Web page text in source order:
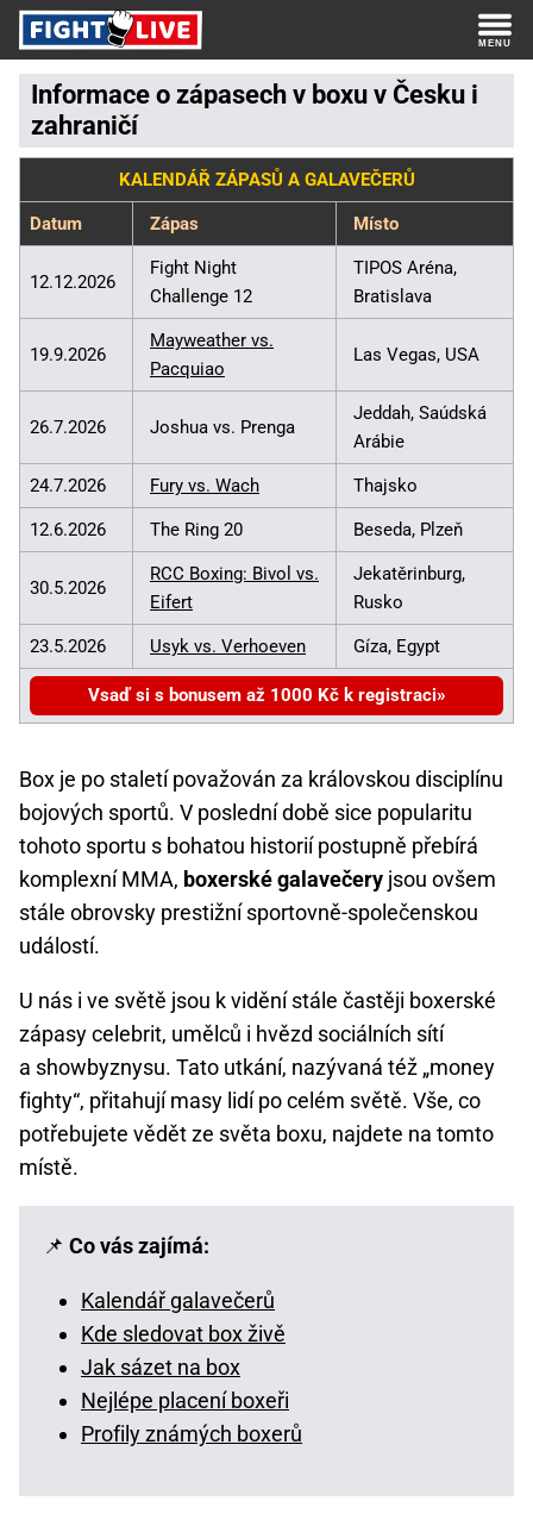
Informace o zápasech v boxu v Česku i
zahraničí
KALENDÁŘ ZÁPASŮ A GALAVEČERŮ
Datum Zápas Místo
12.12.2026
Fight Night
Challenge 12
TIPOS Aréna,
Bratislava
19.9.2026
Mayweather vs.
Pacquiao
Las Vegas, USA
26.7.2026 Joshua vs. Prenga
Jeddah, Saúdská
Arábie
24.7.2026 Fury vs. Wach Thajsko
12.6.2026 The Ring 20 Beseda, Plzeň
30.5.2026
RCC Boxing: Bivol vs.
Eifert
Jekatěrinburg,
Rusko
23.5.2026 Usyk vs. Verhoeven Gíza, Egypt
Vsaď si s bonusem až 1000 Kč k registraci
Box je po staletí považován za královskou disciplínu
bojových sportů. V poslední době sice popularitu
tohoto sportu s bohatou historií postupně přebírá
komplexní MMA, boxerské galavečery jsou ovšem
stále obrovsky prestižní sportovně-společenskou
událostí.
U nás i ve světě jsou k vidění stále častěji boxerské
zápasy celebrit, umělců i hvězd sociálních sítí
a showbyznysu. Tato utkání, nazývaná též „money
fighty“, přitahují masy lidí po celém světě. Vše, co
potřebujete vědět ze světa boxu, najdete na tomto
místě.
📌 Co vás zajímá:
Kalendář galavečerů
Kde sledovat box živě
Jak sázet na box
Nejlépe placení boxeři
Profily známých boxerů